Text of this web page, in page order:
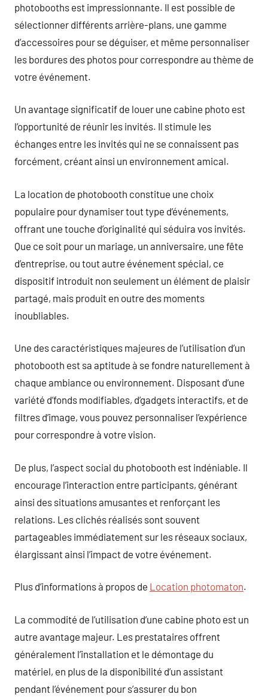
photobooths est impressionnante. Il est possible de
sélectionner différents arrière-plans, une gamme
d’accessoires pour se déguiser, et même personnaliser
les bordures des photos pour correspondre au thème de
votre événement.
Un avantage significatif de louer une cabine photo est
l’opportunité de réunir les invités. Il stimule les
échanges entre les invités qui ne se connaissent pas
forcément, créant ainsi un environnement amical.
La location de photobooth constitue une choix
populaire pour dynamiser tout type d’événements,
offrant une touche d’originalité qui séduira vos invités.
Que ce soit pour un mariage, un anniversaire, une fête
d’entreprise, ou tout autre événement spécial, ce
dispositif introduit non seulement un élément de plaisir
partagé, mais produit en outre des moments
inoubliables.
Une des caractéristiques majeures de l’utilisation d’un
photobooth est sa aptitude à se fondre naturellement à
chaque ambiance ou environnement. Disposant d’une
variété d’fonds modifiables, d’gadgets interactifs, et de
filtres d’image, vous pouvez personnaliser l’expérience
pour correspondre à votre vision.
De plus, l’aspect social du photobooth est indéniable. Il
encourage l’interaction entre participants, générant
ainsi des situations amusantes et renforçant les
relations. Les clichés réalisés sont souvent
partageables immédiatement sur les réseaux sociaux,
élargissant ainsi l’impact de votre événement.
Plus d’informations à propos de Location photomaton.
La commodité de l’utilisation d’une cabine photo est un
autre avantage majeur. Les prestataires offrent
généralement l’installation et le démontage du
matériel, en plus de la disponibilité d’un assistant
pendant l’événement pour s’assurer du bon